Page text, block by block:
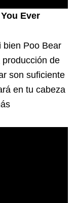
Ever
bien Poo Bear
de
son suficiente
en tu cabeza